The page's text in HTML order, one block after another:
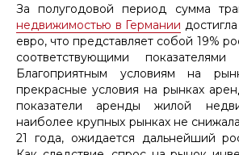
За полугодовой период сумма
недвижимостью в Германии
евро, что представляет собой 19%
соответствующими
Благоприятным условиям на
прекрасные условия на рынках
показатели аренды жилой
наиболее крупных рынках не
21 года, ожидается дальнейший